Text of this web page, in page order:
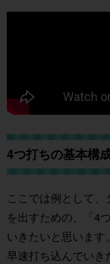
4つ打ちの基本構
ここでは例として
を出すための、「4
いきたいと思います。
早速打ち込んでい